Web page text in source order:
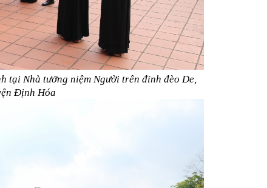
tại Nhà tưởng niệm Người trên đỉnh đèo De,
Định Hóa